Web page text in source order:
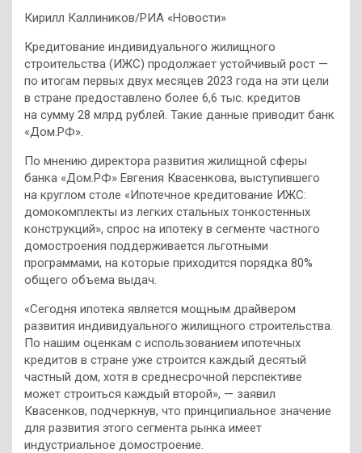
Кирилл Каллиников/РИА «Новости»
Кредитование индивидуального жилищного
строительства (ИЖС) продолжает устойчивый рост —
по итогам первых двух месяцев 2023 года на эти цели
в стране предоставлено более 6,6 тыс. кредитов
на сумму 28 млрд рублей. Такие данные приводит банк
«Дом.РФ».
По мнению директора развития жилищной сферы
банка «Дом.РФ» Евгения Квасенкова, выступившего
на круглом столе «Ипотечное кредитование ИЖС:
домокомплекты из легких стальных тонкостенных
конструкций», спрос на ипотеку в сегменте частного
домостроения поддерживается льготными
программами, на которые приходится порядка 80%
общего объема выдач.
«Сегодня ипотека является мощным драйвером
развития индивидуального жилищного строительства.
По нашим оценкам с использованием ипотечных
кредитов в стране уже строится каждый десятый
частный дом, хотя в среднесрочной перспективе
может строиться каждый второй», — заявил
Квасенков, подчеркнув, что принципиальное значение
для развития этого сегмента рынка имеет
индустриальное домостроение.